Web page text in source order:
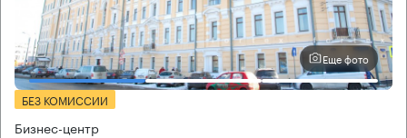
Еще фото
БЕЗ КОМИССИИ
Бизнес-центр